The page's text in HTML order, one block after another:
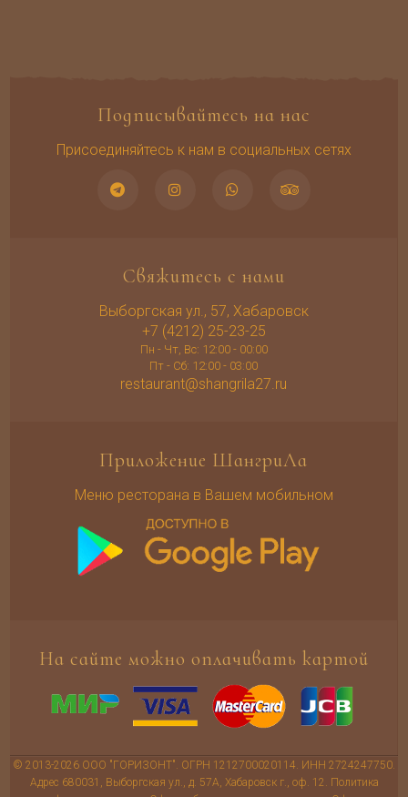
Подписывайтесь на нас
Присоединяйтесь к нам в социальных сетях
Свяжитесь с нами
Выборгская ул., 57, Хабаровск
+7 (4212) 25-23-25
Пн - Чт, Вс: 12:00 - 00:00
Пт - Сб: 12:00 - 03:00
restaurant@shangrila27.ru
Приложение ШангриЛа
Меню ресторана в Вашем мобильном
На сайте можно оплачивать картой
© 2013-2026 ООО "ГОРИЗОНТ". ОГРН 1212700020114. ИНН 2724247750.
Адрес 680031, Выборгская ул., д. 57А, Хабаровск г., оф. 12. Политика